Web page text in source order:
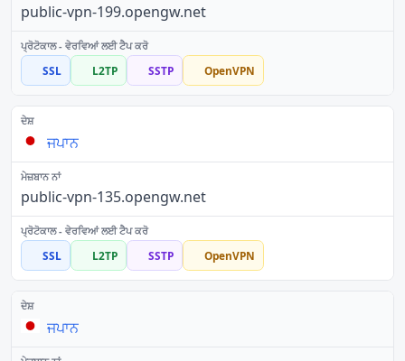
public-vpn-199.opengw.net
SSL L2TP SSTP OpenVPN
ਜਪਾਨ
public-vpn-135.opengw.net
SSL L2TP SSTP OpenVPN
ਜਪਾਨ